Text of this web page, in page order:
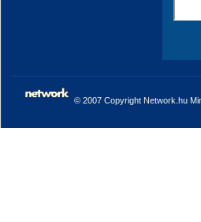
© 2007 Copyright Network.hu